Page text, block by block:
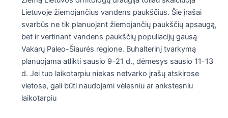
Lietuvoje žiemojančius vandens paukščius. Šie įrašai
svarbūs ne tik planuojant žiemojančių paukščių apsaugą,
bet ir vertinant vandens paukščių populiacijų gausą
Vakarų Paleo-Šiaurės regione. Buhalterinį tvarkymą
planuojama atlikti sausio 9-21 d., dėmesys sausio 11-13
d. Jei tuo laikotarpiu niekas netvarko įrašų atskirose
vietose, gali būti naudojami vėlesniu ar ankstesniu
laikotarpiu